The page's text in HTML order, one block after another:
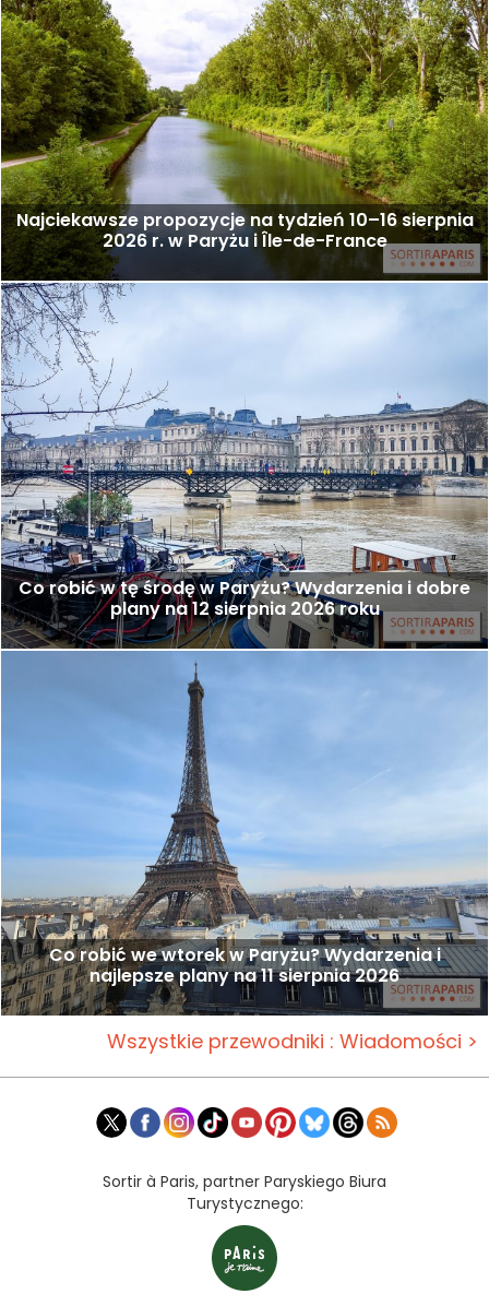
Najciekawsze propozycje na tydzień 10–16 sierpnia
2026 r. w Paryżu i Île-de-France
Co robić w tę środę w Paryżu? Wydarzenia i dobre
plany na 12 sierpnia 2026 roku
Co robić we wtorek w Paryżu? Wydarzenia i
najlepsze plany na 11 sierpnia 2026
Wszystkie przewodniki : Wiadomości >
Sortir à Paris, partner Paryskiego Biura
Turystycznego: